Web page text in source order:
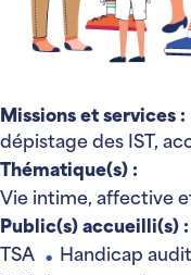
Missions et services :
dépistage des IST,
Thématique(s) :
Vie intime, affective
Public(s) accueilli(s) :
TSA
● Handicap